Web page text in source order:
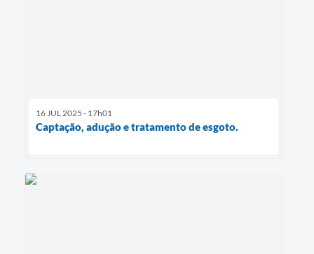
16 JUL 2025 - 17h01
Captação, adução e tratamento de esgoto.